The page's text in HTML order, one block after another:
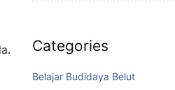
Categories
Belajar Budidaya Belut